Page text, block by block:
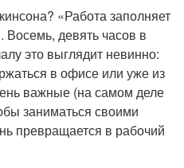
«Работа заполняет
девять часов в
это выглядит невинно:
в офисе или уже из
важные (на самом деле
заниматься своими
превращается в рабочий